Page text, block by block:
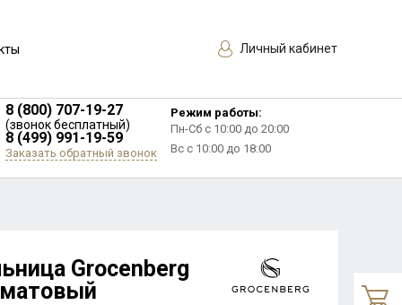
Личный кабинет
8 (800) 707-19-27
(звонок бесплатный)
8 (499) 991-19-59
Заказать обратный звонок
Режим работы:
Пн-Сб с 10:00 до 20:00
Вс с 10:00 до 18:00
Grocenberg